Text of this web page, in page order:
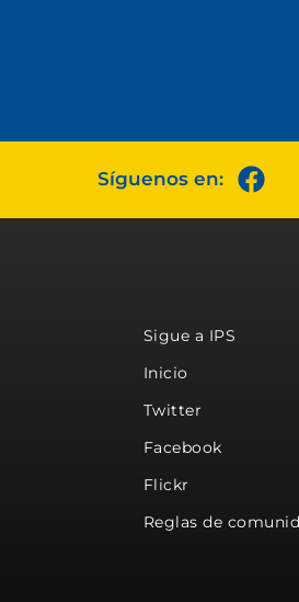
Síguenos en:
Sigue a IPS
Inicio
Twitter
Facebook
Flickr
Reglas de